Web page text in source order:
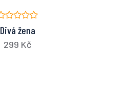
Divá žena
299 Kč